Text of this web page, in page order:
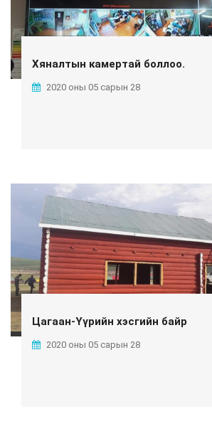
Хяналтын камертай боллоо.
2020 оны 05 сарын 28
Цагаан-Үүрийн хэсгийн байр
2020 оны 05 сарын 28